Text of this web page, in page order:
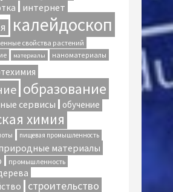
интернет
калейдоскоп
свойства растений
материалы наноматериалы
образование
сервисы обучение
химия
пищевая промышленность
материалы
промышленность
строительство